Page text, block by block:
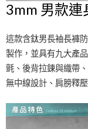
3mm 男款連
這款含鈦男長袖長褲
製作，並具有九大產
氈、後背拉鍊與織帶
無中線設計、肩膀釋